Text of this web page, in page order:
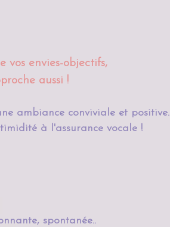
vos envies-objectifs,
aussi !
ambiance conviviale et positive.
à l'assurance vocale !
spontanée..